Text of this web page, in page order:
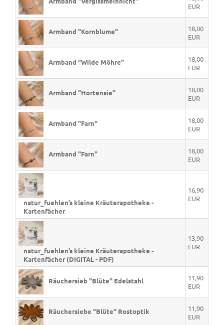
EUR
Armband "Kornblume"
18,00
EUR
Armband "Wilde Möhre"
18,00
EUR
Armband "Hortensie"
18,00
EUR
Armband "Farn"
18,00
EUR
Armband "Farn"
18,00
EUR
natur_fuehlen’s kleine Kräuterapotheke -
Kartenfächer
16,90
EUR
natur_fuehlen’s kleine Kräuterapotheke -
Kartenfächer (DIGITAL - PDF)
13,90
EUR
Räuchersieb "Blüte" Edelstahl
11,90
EUR
Räuchersiebe "Blüte" Rostoptik
11,90
EUR